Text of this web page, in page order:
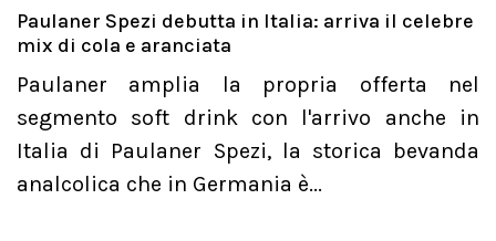
Paulaner Spezi debutta in Italia: arriva il celebre
mix di cola e aranciata
Paulaner amplia la propria offerta nel
segmento soft drink con l'arrivo anche in
Italia di Paulaner Spezi, la storica bevanda
analcolica che in Germania è...